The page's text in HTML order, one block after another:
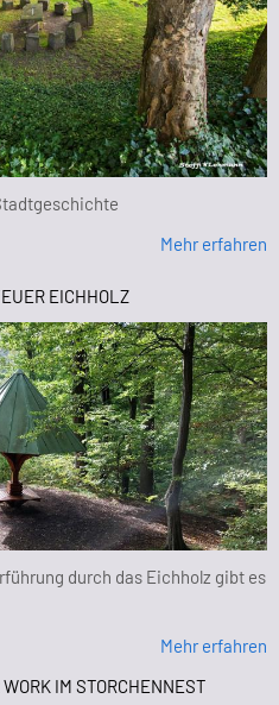
Mehr erfahren
EICHHOLZ
durch das Eichholz gibt es
Mehr erfahren
IM STORCHENNEST